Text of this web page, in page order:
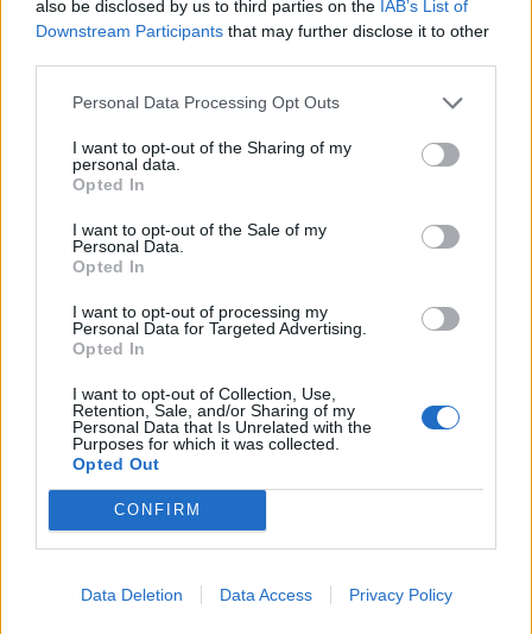
also be disclosed by us to third parties on the IAB’s List of
Downstream Participants that may further disclose it to other
Personal Data Processing Opt Outs
I want to opt-out of the Sharing of my
personal data.
Opted In
I want to opt-out of the Sale of my
Personal Data.
Opted In
I want to opt-out of processing my
Personal Data for Targeted Advertising.
Opted In
I want to opt-out of Collection, Use,
Retention, Sale, and/or Sharing of my
Personal Data that Is Unrelated with the
Purposes for which it was collected.
Opted Out
CONFIRM
Data Deletion Data Access Privacy Policy
Facebook
Tags:ΠΑΓΚΟΣΜΙΑ ΗΜΕΡΑ ΤΗΣ ΓΥΝΑΙΚΑΣ,
ΠΑΓΚΟΣΜΙΑ ΗΜΕΡΑ ΤΗΣ ΓΥΝΑΙΚΑΣ 2018
ΠΟΕΔΗΝ
ΚΑΤΗΓΟΡΙΕΣ